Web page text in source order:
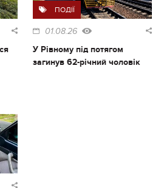
ПОДІЇ
01.08.26
У Рівному під потягом
загинув 62-річний чоловік